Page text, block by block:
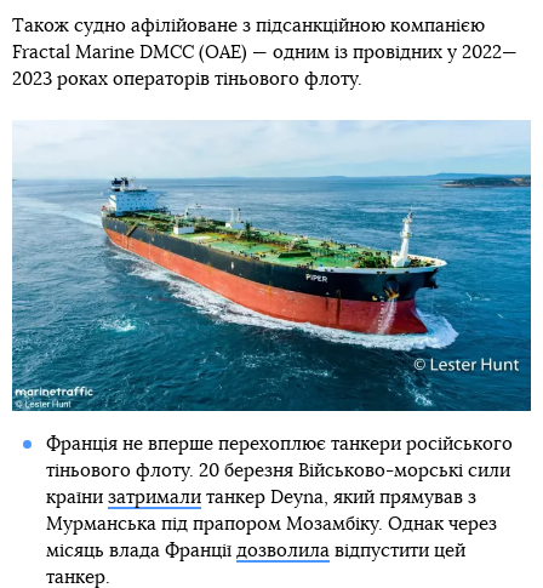
Також судно афілійоване з підсанкційною компанією
Fractal Marine DMCC (ОАЕ) — одним із провідних у 2022—
2023 роках операторів тіньового флоту.
Франція не вперше перехоплює танкери російського
тіньового флоту. 20 березня Військово-морські сили
країни затрималитанкер Deyna, який прямував з
Мурманська під прапором Мозамбіку. Однак через
місяць влада Франції дозволила відпустити цей
танкер.